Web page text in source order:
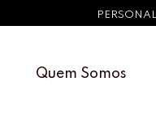
Quem Somos